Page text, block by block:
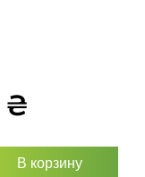
₴
В корзину